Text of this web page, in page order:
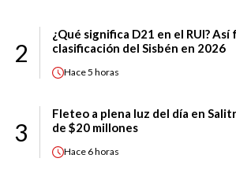
2
¿Qué significa D21 en el RUI?
clasificación del Sisbén en 2026
Hace5 horas
3
Fleteo a plena luz del día en
de $20 millones
Hace 6 horas